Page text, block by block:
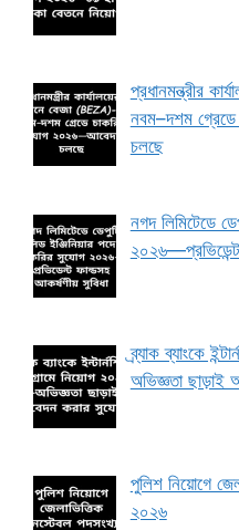
প্রধানমন্ত্রীর
নবম–দশম
চলছে
নগদ লিমিটেডে
ব্র্যাক ব্যাংকে
অভিজ্ঞতা ছাড়াই
পুলিশ নিয়োগে
২০২৬